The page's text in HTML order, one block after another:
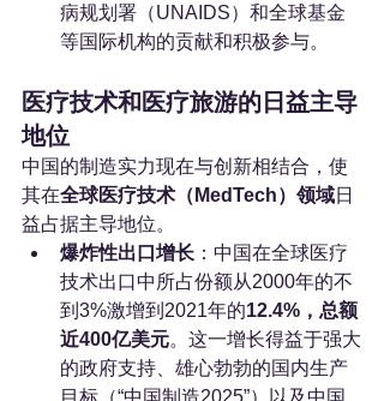
病规划署（UNAIDS）和全球基金
等国际机构的贡献和积极参与。
医疗技术和医疗旅游的日益主导
地位
中国的制造实力现在与创新相结合，使
其在全球医疗技术（MedTech）领域日
益占据主导地位。
爆炸性出口增长 ：中国在全球医疗
技术出口中所占份额从2000年的不
到3%激增到2021年的12.4%，总额
近400亿美元。这一增长得益于强大
的政府支持、雄心勃勃的国内生产
目标（“中国制造2025”）以及中国